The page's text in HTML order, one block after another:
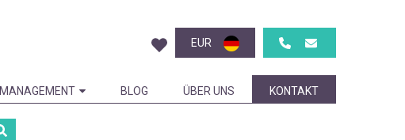
EUR
MANAGEMENT BLOG ÜBER UNS KONTAKT